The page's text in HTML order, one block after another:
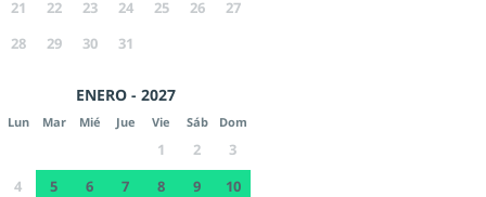
21
22 23 24 25 26
27
28
29 30 31
ENERO - 2027
Lun Mar Mié Jue Vie Sáb Dom
1 2
3
4
5 6 7 8 9
10